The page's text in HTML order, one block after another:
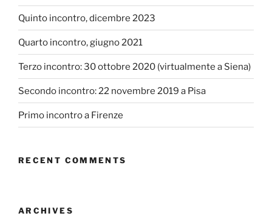
Quinto incontro, dicembre 2023
Quarto incontro, giugno 2021
Terzo incontro: 30 ottobre 2020 (virtualmente a Siena)
Secondo incontro: 22 novembre 2019 a Pisa
Primo incontro a Firenze
RECENT COMMENTS
ARCHIVES